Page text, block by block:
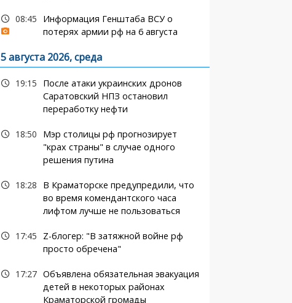
08:45
Информация Генштаба ВСУ о
потерях армии рф на 6 августа
5 августа 2026, среда
19:15
После атаки украинских дронов
Саратовский НПЗ остановил
переработку нефти
18:50
Мэр столицы рф прогнозирует
"крах страны" в случае одного
решения путина
18:28
В Краматорске предупредили, что
во время комендантского часа
лифтом лучше не пользоваться
17:45
Z-блогер: "В затяжной войне рф
просто обречена"
17:27 Объявлена обязательная эвакуация
детей в некоторых районах
Краматорской громады